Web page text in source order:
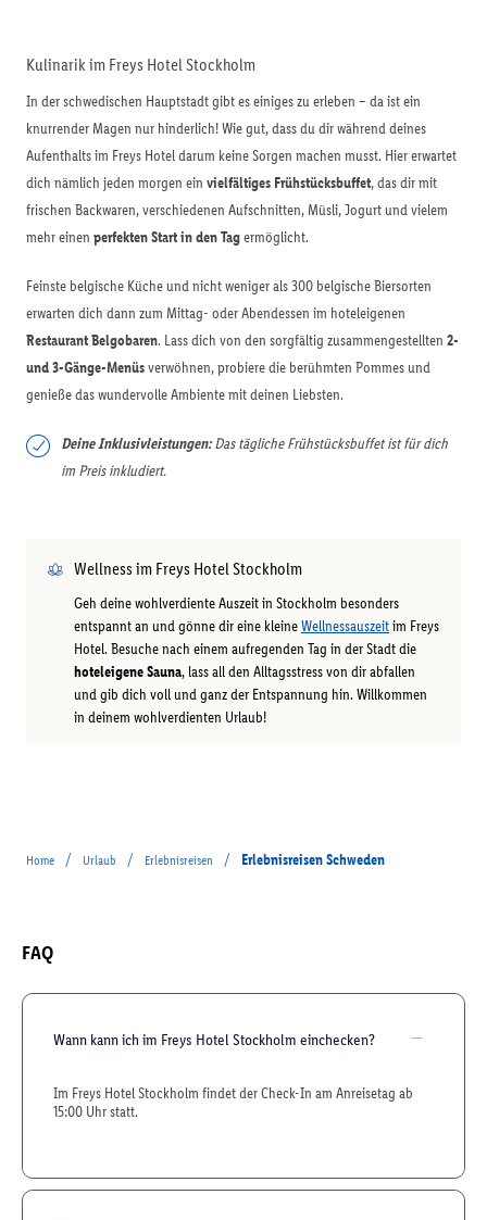
Kulinarik im Freys Hotel Stockholm
In der schwedischen Hauptstadt gibt es einiges zu erleben – da ist ein
knurrender Magen nur hinderlich! Wie gut, dass du dir während deines
Aufenthalts im Freys Hotel darum keine Sorgen machen musst. Hier erwartet
dich nämlich jeden morgen ein vielfältiges Frühstücksbuffet, das dir mit
frischen Backwaren, verschiedenen Aufschnitten, Müsli, Jogurt und vielem
mehr einen perfekten Start in den Tagermöglicht.
Feinste belgische Küche und nicht weniger als 300 belgische Biersorten
erwarten dich dann zum Mittag- oder Abendessen im hoteleigenen
Restaurant Belgobaren. Lass dich von den sorgfältig zusammengestellten 2-
und 3-Gänge-Menüsverwöhnen, probiere die berühmten Pommes und
genieße das wundervolle Ambiente mit deinen Liebsten.
Deine Inklusivleistungen:Das tägliche Frühstücksbuffet ist für dich
im Preis inkludiert.
Wellness im Freys Hotel Stockholm
Geh deine wohlverdiente Auszeit in Stockholm besonders
entspannt an und gönne dir eine kleineWellnessauszeitim Freys
Hotel. Besuche nach einem aufregenden Tag in der Stadt die
hoteleigene Sauna, lass all den Alltagsstress von dir abfallen
und gib dich voll und ganz der Entspannung hin. Willkommen
in deinem wohlverdienten Urlaub!
Home / Urlaub / Erlebnisreisen / Erlebnisreisen Schweden
FAQ
Wann kann ich im Freys Hotel Stockholm einchecken?
Im Freys Hotel Stockholm findet der Check-In am Anreisetag ab
15:00 Uhr statt.